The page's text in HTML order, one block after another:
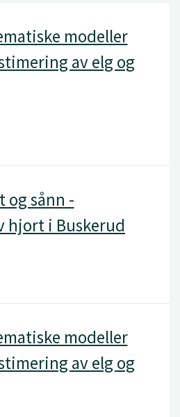
modeller
av elg og
og sånn -
hjort i Buskerud
modeller
av elg og